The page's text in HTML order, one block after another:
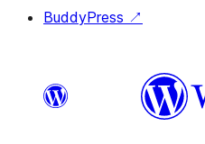
BuddyPress ↗